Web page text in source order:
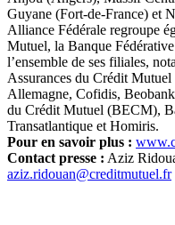
Guyane (Fort-de-France) et
Alliance Fédérale regroupe
Mutuel, la Banque
l’ensemble de ses filiales,
Assurances du Crédit
Allemagne, Cofidis,
du Crédit Mutuel (BECM),
Transatlantique et Homiris.
Pour en savoir plus :
Contact presse : Aziz
aziz.ridouan@creditmutuel.fr